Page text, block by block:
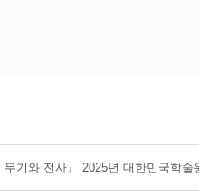
무기와 전사』 2025년 대한민국학